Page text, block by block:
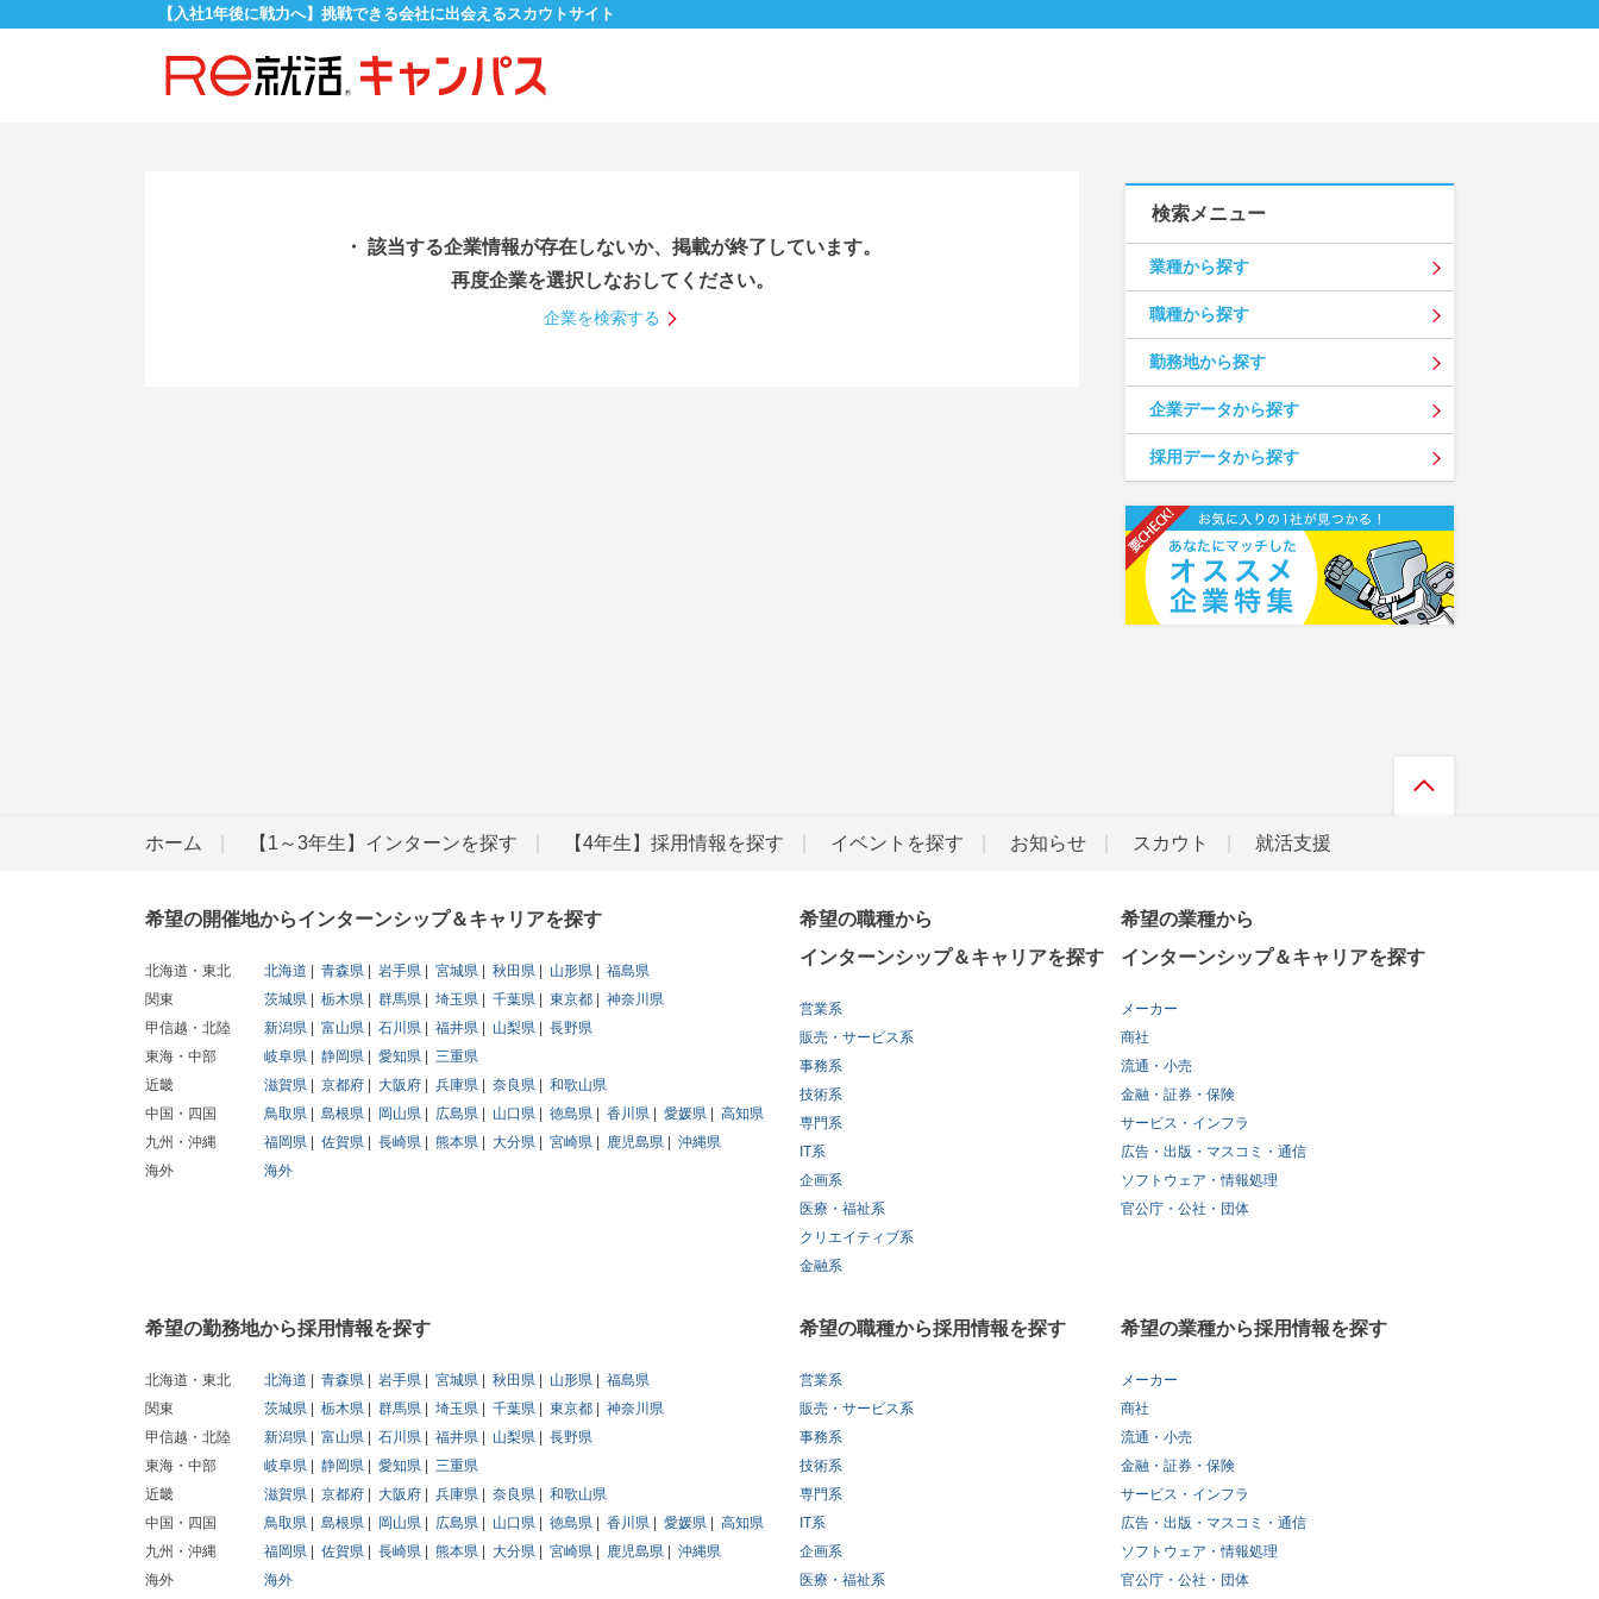
【入社1年後に戦力へ】挑戦できる会社に出会えるスカウトサイト
・ 該当する企業情報が存在しないか、掲載が終了しています。
再度企業を選択しなおしてください。
企業を検索する
検索メニュー
業種から探す
職種から探す
勤務地から探す
企業データから探す
採用データから探す
ホーム 【1～3年生】インターンを探す 【4年生】採用情報を探す イベントを探す お知らせ スカウト 就活支援
希望の開催地からインターンシップ＆キャリアを探す
北海道・東北 北海道 青森県 岩手県 宮城県 秋田県 山形県
福島県
関東
茨城県 栃木県 群馬県 埼玉県 千葉県 東京都
神奈川県
甲信越・北陸
新潟県 富山県 石川県 福井県 山梨県
長野県
東海・中部
岐阜県 静岡県 愛知県
三重県
近畿
滋賀県 京都府 大阪府 兵庫県 奈良県
和歌山県
中国・四国
鳥取県 島根県 岡山県 広島県 山口県 徳島県 香川県 愛媛県
高知県
九州・沖縄
福岡県 佐賀県 長崎県 熊本県 大分県 宮崎県 鹿児島県
沖縄県
海外
海外
希望の職種から
インターンシップ＆キャリアを探す
営業系
販売・サービス系
事務系
技術系
専門系
IT系
企画系
医療・福祉系
クリエイティブ系
金融系
希望の業種から
インターンシップ＆キャリアを探す
メーカー
商社
流通・小売
金融・証券・保険
サービス・インフラ
広告・出版・マスコミ・通信
ソフトウェア・情報処理
官公庁・公社・団体
希望の勤務地から採用情報を探す
北海道・東北 北海道 青森県 岩手県 宮城県 秋田県 山形県
福島県
関東
茨城県 栃木県 群馬県 埼玉県 千葉県 東京都
神奈川県
甲信越・北陸
新潟県 富山県 石川県 福井県 山梨県
長野県
東海・中部
岐阜県 静岡県 愛知県
三重県
近畿
滋賀県 京都府 大阪府 兵庫県 奈良県
和歌山県
中国・四国
鳥取県 島根県 岡山県 広島県 山口県 徳島県 香川県 愛媛県
高知県
九州・沖縄
福岡県 佐賀県 長崎県 熊本県 大分県 宮崎県 鹿児島県
沖縄県
海外
海外
希望の職種から採用情報を探す
営業系
販売・サービス系
事務系
技術系
専門系
IT系
企画系
医療・福祉系
希望の業種から採用情報を探す
メーカー
商社
流通・小売
金融・証券・保険
サービス・インフラ
広告・出版・マスコミ・通信
ソフトウェア・情報処理
官公庁・公社・団体